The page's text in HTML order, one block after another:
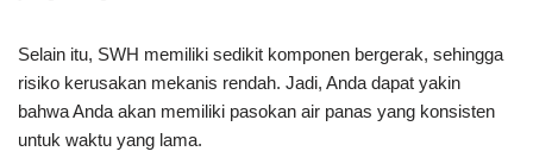
Selain itu, SWH memiliki sedikit komponen bergerak, sehingga
risiko kerusakan mekanis rendah. Jadi, Anda dapat yakin
bahwa Anda akan memiliki pasokan air panas yang konsisten
untuk waktu yang lama.